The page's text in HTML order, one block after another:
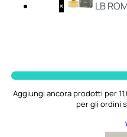
× LB
Aggiungi ancora prodotti per
per gli ordini